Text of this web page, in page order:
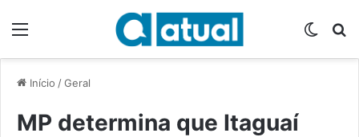
Início /Geral
MP determina que Itaguaí